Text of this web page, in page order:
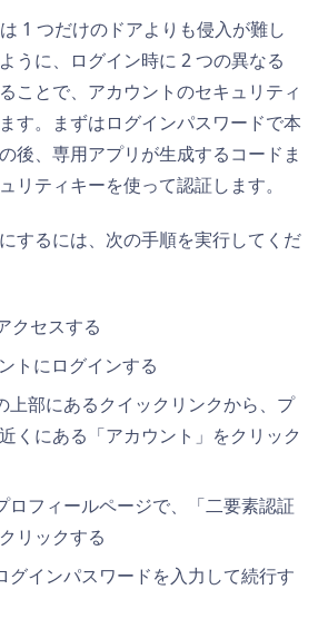
1 つだけのドアよりも侵入が難し
うに、ログイン時に 2 つの異なる
ことで、アカウントのセキュリティ
す。まずはログインパスワードで本
後、専用アプリが生成するコードま
リティキーを使って認証します。
するには、次の手順を実行してくだ
クセスする
トにログインする
上部にあるクイックリンクから、プ
くにある「アカウント」をクリック
ロフィールページで、「二要素認証
リックする
グインパスワードを入力して続行す